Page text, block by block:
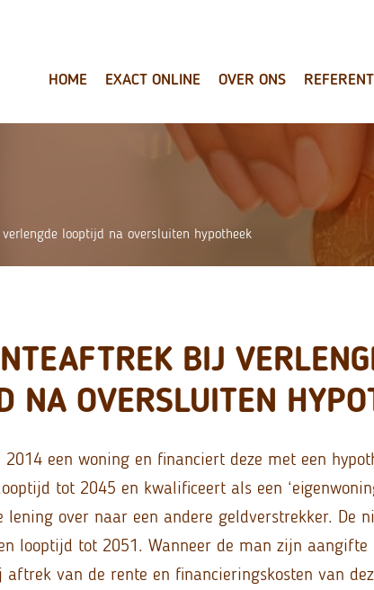
HOME EXACT ONLINE OVER ONS
looptijd na oversluiten hypotheek
BIJ
NA OVERSLUITEN
een woning en financiert deze met een
tot 2045 en kwalificeert als een
lening over naar een andere geldverstrekker. De
looptijd tot 2051. Wanneer de man zijn
van de rente en financieringskosten van